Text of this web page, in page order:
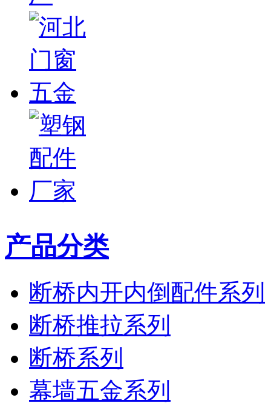
产品分类
断桥内开内倒配件系列
断桥推拉系列
断桥系列
幕墙五金系列